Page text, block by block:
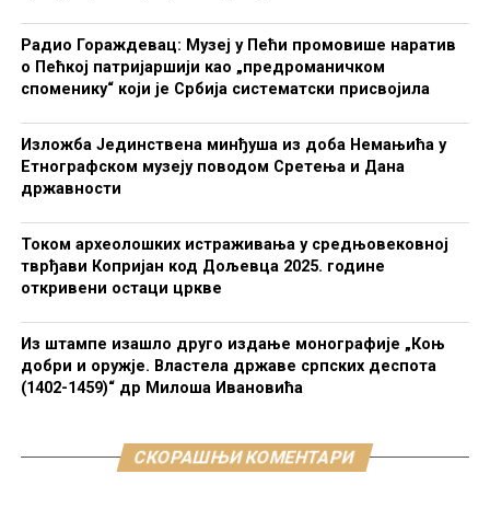
Радио Гораждевац: Музеј у Пећи промовише наратив
о Пећкој патријаршији као „предроманичком
споменику“ који је Србија систематски присвојила
Изложба Јединствена минђуша из доба Немањића у
Етнографском музеју поводом Сретења и Дана
државности
Током археолошких истраживања у средњовековној
тврђави Копријан код Дољевца 2025. године
откривени остаци цркве
Из штампе изашло друго издање монографије „Коњ
добри и оружје. Властела државе српских деспота
(1402-1459)“ др Милоша Ивановића
СКОРАШЊИ КОМЕНТАРИ